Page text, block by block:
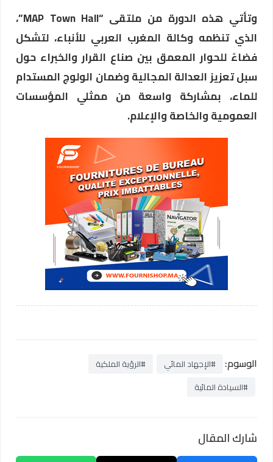
وتأتي هذه الدورة من ملتقى “MAP Town Hall”،
الذي تنظمه وكالة المغرب العربي للأنباء، لتشكل
فضاءً للحوار المعمق بين صناع القرار والخبراء حول
سبل تعزيز العدالة المجالية وضمان الولوج المستدام
للماء، بمشاركة واسعة من ممثلي المؤسسات
العمومية والخاصة والإعلام.
الوسوم: #الإجهاد المائي
#الرؤية الملكية
#السيادة المائية
شارك المقال